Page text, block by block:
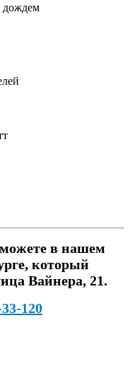
дождем
в нашем
который
Вайнера, 21.
120